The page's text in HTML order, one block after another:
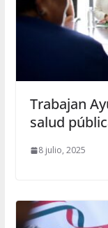
Trabajan
salud
8 julio, 2025